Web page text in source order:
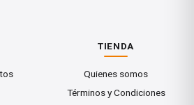
con mayor control en
o irregulares.
TIENDA
Quienes somos
Términos y Condiciones